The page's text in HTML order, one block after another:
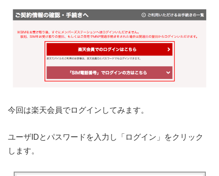
今回は楽天会員でログインしてみます。
ユーザIDとパスワードを入力し「ログイン」をクリック
します。